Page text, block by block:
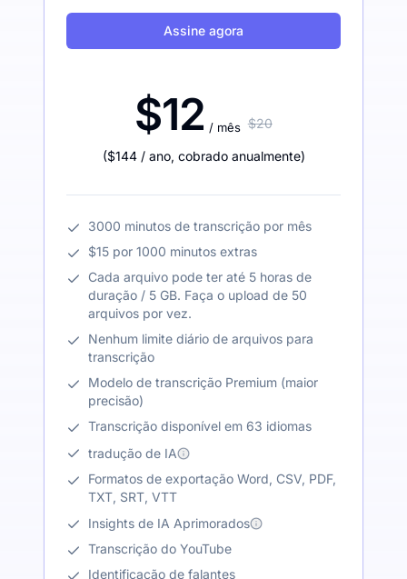
Assine agora
$12 / mês $20
($144 / ano, cobrado anualmente)
3000 minutos de transcrição por mês
$15 por 1000 minutos extras
Cada arquivo pode ter até 5 horas de
duração / 5 GB. Faça o upload de 50
arquivos por vez.
Nenhum limite diário de arquivos para
transcrição
Modelo de transcrição Premium (maior
precisão)
Transcrição disponível em 63 idiomas
tradução de IA
Formatos de exportação Word, CSV, PDF,
TXT, SRT, VTT
Insights de IA Aprimorados
Transcrição do YouTube
Identificação de falantes